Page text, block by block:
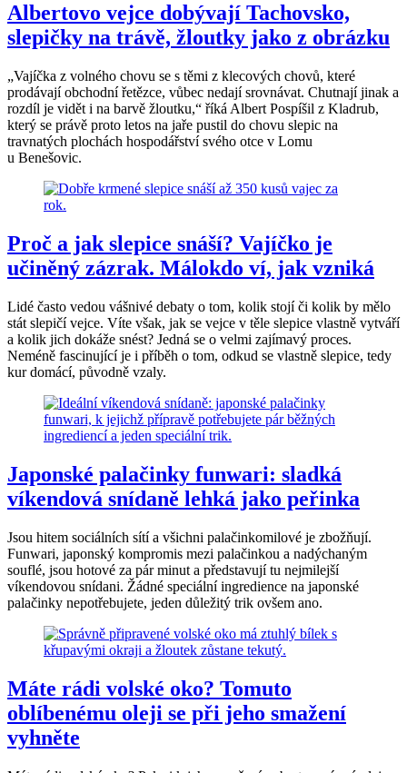
Albertovo vejce dobývají Tachovsko,
slepičky na trávě, žloutky jako z obrázku
„Vajíčka z volného chovu se s těmi z klecových chovů, které
prodávají obchodní řetězce, vůbec nedají srovnávat. Chutnají jinak a
rozdíl je vidět i na barvě žloutku,“ říká Albert Pospíšil z Kladrub,
který se právě proto letos na jaře pustil do chovu slepic na
travnatých plochách hospodářství svého otce v Lomu
u Benešovic.
Proč a jak slepice snáší? Vajíčko je
učiněný zázrak. Málokdo ví, jak vzniká
Lidé často vedou vášnivé debaty o tom, kolik stojí či kolik by mělo
stát slepičí vejce. Víte však, jak se vejce v těle slepice vlastně vytváří
a kolik jich dokáže snést? Jedná se o velmi zajímavý proces.
Neméně fascinující je i příběh o tom, odkud se vlastně slepice, tedy
kur domácí, původně vzaly.
Japonské palačinky funwari: sladká
víkendová snídaně lehká jako peřinka
Jsou hitem sociálních sítí a všichni palačinkomilové je zbožňují.
Funwari, japonský kompromis mezi palačinkou a nadýchaným
souflé, jsou hotové za pár minut a představují tu nejmilejší
víkendovou snídani. Žádné speciální ingredience na japonské
palačinky nepotřebujete, jeden důležitý trik ovšem ano.
Máte rádi volské oko? Tomuto
oblíbenému oleji se při jeho smažení
vyhněte